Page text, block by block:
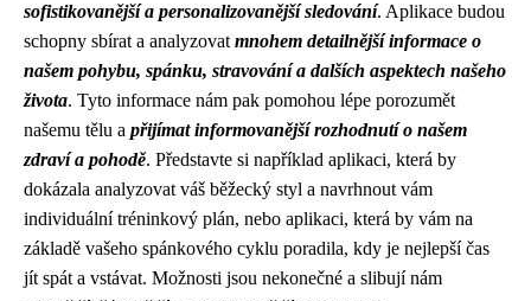
sofistikovanější a personalizovanější sledování. Aplikace budou
schopny sbírat a analyzovat mnohem detailnější informace o
našem pohybu, spánku, stravování a dalších aspektech našeho
života. Tyto informace nám pak pomohou lépe porozumět
našemu tělu a přijímat informovanější rozhodnutí o našem
zdraví a pohodě. Představte si například aplikaci, která by
dokázala analyzovat váš běžecký styl a navrhnout vám
individuální tréninkový plán, nebo aplikaci, která by vám na
základě vašeho spánkového cyklu poradila, kdy je nejlepší čas
jít spát a vstávat. Možnosti jsou nekonečné a slibují nám